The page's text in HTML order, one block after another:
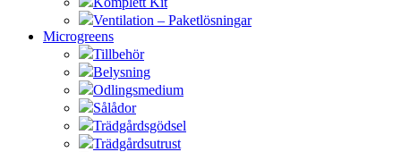
Ventilation – Paketlösningar
Microgreens
Tillbehör
Belysning
Odlingsmedium
Sålådor
Trädgårdsgödsel
Trädgårdsutrust